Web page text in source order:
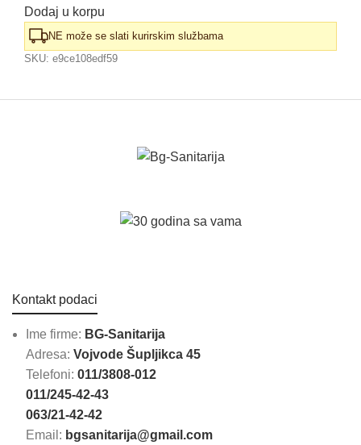
Dodaj u korpu
NE može se slati kurirskim službama
SKU: e9ce108edf59
Kontakt podaci
Ime firme: BG-Sanitarija
Adresa: Vojvode Šupljikca 45
Telefoni: 011/3808-012
011/245-42-43
063/21-42-42
Email: bgsanitarija@gmail.com